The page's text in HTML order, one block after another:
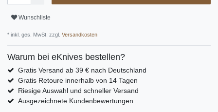
Wunschliste
* inkl. ges. MwSt. zzgl. Versandkosten
Warum bei eKnives bestellen?
Gratis Versand ab 39 € nach Deutschland
Gratis Retoure innerhalb von 14 Tagen
Riesige Auswahl und schneller Versand
Ausgezeichnete Kundenbewertungen